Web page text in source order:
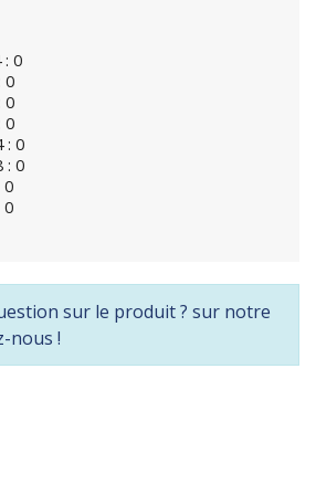
: 0
0
0
0
: 0
: 0
0
0
sur le produit ? sur notre
nous !